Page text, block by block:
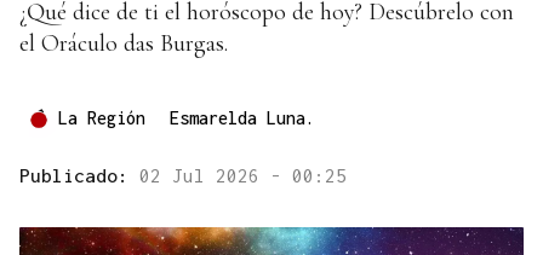
¿Qué dice de ti el horóscopo de hoy? Descúbrelo con
el Oráculo das Burgas.
La Región Esmarelda Luna.
Publicado: 02 Jul 2026 - 00:25